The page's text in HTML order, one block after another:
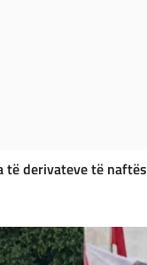
të derivateve të naftës